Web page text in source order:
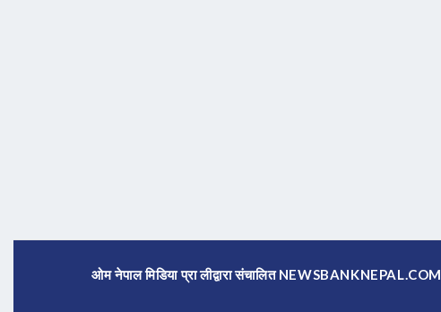
ओम नेपाल मिडिया प्रा लीद्वारा संचालित NEWSBANKNEPAL.COM